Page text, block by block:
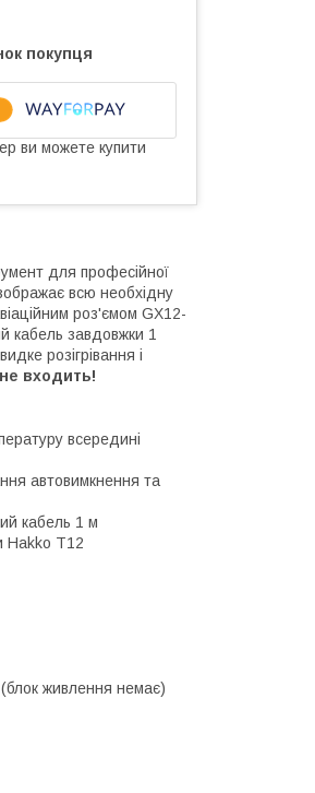
покупця
ви можете купити
для професійної
всю необхідну
роз'ємом GX12-
кабель завдовжки 1
розігрівання і
входить!
всередині
автовимкнення та
кабель 1 м
Hakko T12
живлення немає)